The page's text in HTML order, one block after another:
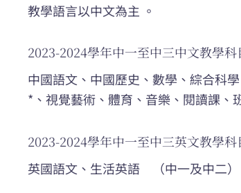
教學語言以中文為主 。
2023-2024學年中一至中三中文教學科
中國語文、中國歷史、數學、綜合科
*、視覺藝術、體育、音樂、閱讀課、
2023-2024學年中一至中三英文教學科
英國語文、生活英語 （中一及中二）